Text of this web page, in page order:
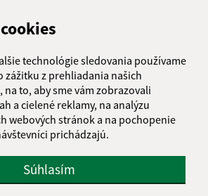
technológie sledovania používame
zážitku z prehliadania našich
to, aby sme vám zobrazovali
a cielené reklamy, na analýzu
webových stránok a na pochopenie
prichádzajú.
Súhlasím
Ohradzany 164
+421 57 788 02 39
IČO: 00323322